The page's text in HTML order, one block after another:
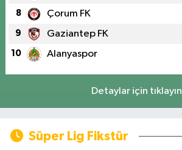
8 Çorum FK
9 Gaziantep FK
10 Alanyaspor
Detaylar için tıklayın
Süper Lig Fikstür